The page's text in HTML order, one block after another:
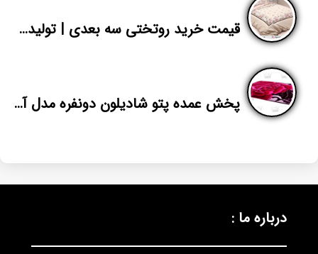
قیمت خرید روتختی سه بعدی | تولیدی روتختی تک نفره طرح عروسکی | پاندا
پخش عمده پتو شادیلون دونفره مدل آتیس
درباره ما :